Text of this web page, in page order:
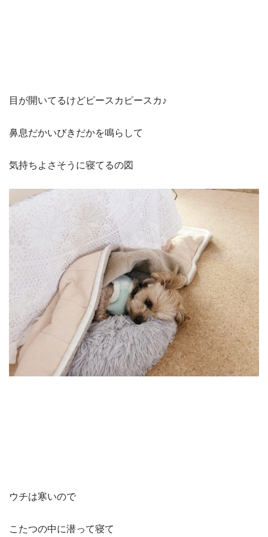
目が開いてるけどピースカピースカ♪
鼻息だかいびきだかを鳴らして
気持ちよさそうに寝てるの図
ウチは寒いので
こたつの中に潜って寝て